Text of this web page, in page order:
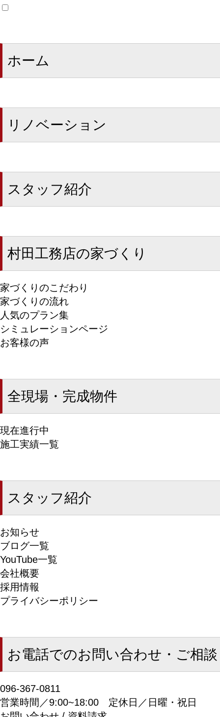
ホーム
リノベーション
スタッフ紹介
村田工務店の家づくり
家づくりのこだわり
家づくりの流れ
人気のプラン集
シミュレーションページ
お客様の声
全現場・完成物件
現在進行中
施工実績一覧
スタッフ紹介
お知らせ
ブログ一覧
YouTube一覧
会社概要
採用情報
プライバシーポリシー
お電話でのお問い合わせ・ご相談
096-367-0811
営業時間／9:00~18:00 定休日／日曜・祝日